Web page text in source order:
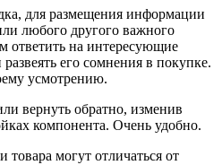
для размещения информации
любого другого важного
ответить на интересующие
его сомнения в покупке.
усмотрению.
вернуть обратно, изменив
компонента. Очень удобно.
товара могут отличаться от